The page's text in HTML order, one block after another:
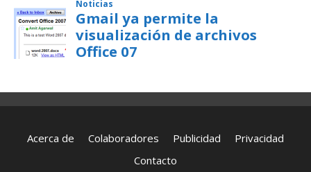
Acerca de Colaboradores Publicidad
Privacidad
Contacto